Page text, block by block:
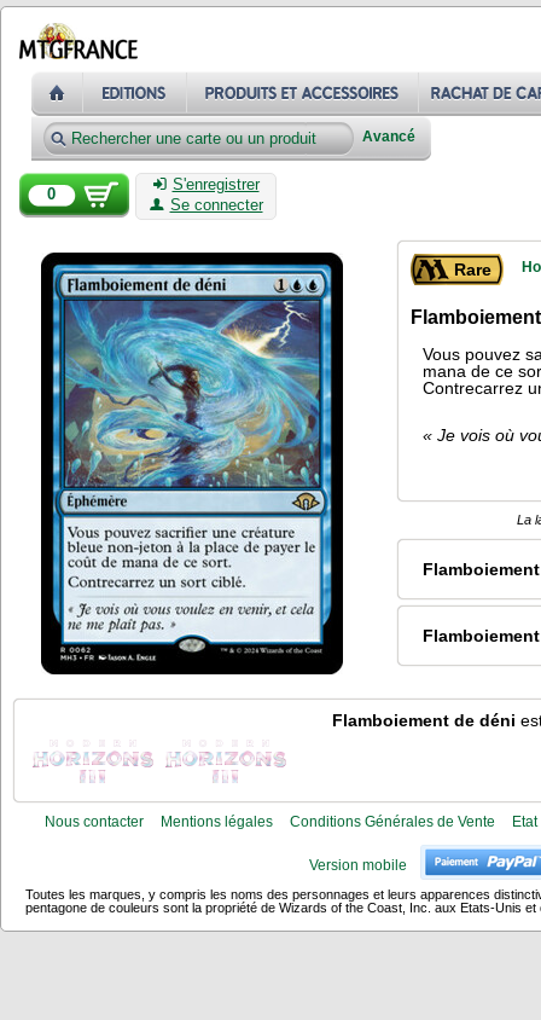
Avancé
0
S'enregistrer
Se connecter
Rare
Vous pouvez
mana de ce
Contrecarrez
« Je vois où
La
Flamboiement de déni
Nous contacter Mentions légales Conditions Générales de Vente
Version mobile
Toutes les marques, y compris les noms des personnages et leurs apparences
pentagone de couleurs sont la propriété de Wizards of the Coast, Inc. aux Etats-Unis